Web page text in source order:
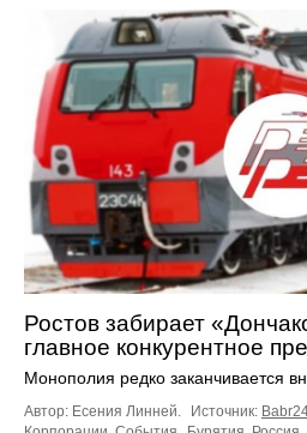
Ростов забирает
главное конкурентное
Монополия редко заканчивается
Автор: Есения Линней. Источник: